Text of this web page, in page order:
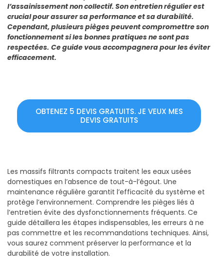
l’assainissement non collectif. Son entretien régulier est
crucial pour assurer sa performance et sa durabilité.
Cependant, plusieurs pièges peuvent compromettre son
fonctionnement si les bonnes pratiques ne sont pas
respectées. Ce guide vous accompagnera pour les éviter
efficacement.
OBTENEZ 5 DEVIS GRATUITS. JE VEUX MES
DEVIS GRATUITS
Les massifs filtrants compacts traitent les eaux usées
domestiques en l’absence de tout-à-l’égout. Une
maintenance régulière garantit l’efficacité du système et
protège l’environnement. Comprendre les pièges liés à
l’entretien évite des dysfonctionnements fréquents. Ce
guide détaillera les étapes indispensables, les erreurs à ne
pas commettre et les recommandations techniques. Ainsi,
vous saurez comment préserver la performance et la
durabilité de votre installation.